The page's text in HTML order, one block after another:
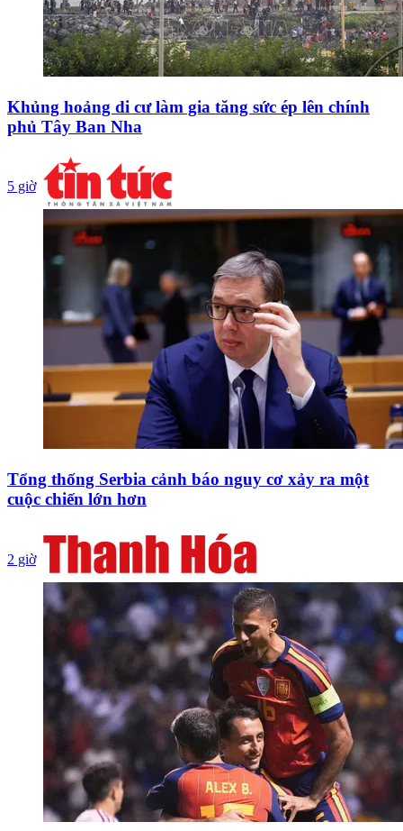
Khủng hoảng di cư làm gia tăng sức ép lên chính
phủ Tây Ban Nha
5 giờ
Tổng thống Serbia cảnh báo nguy cơ xảy ra một
cuộc chiến lớn hơn
2 giờ